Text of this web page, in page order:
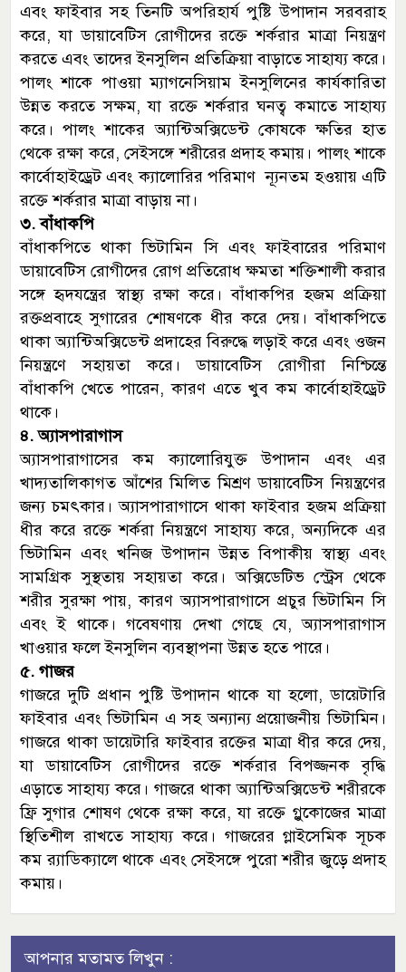
এবং ফাইবার সহ তিনটি অপরিহার্য পুষ্টি উপাদান সরবরাহ
করে, যা ডায়াবেটিস রোগীদের রক্তে শর্করার মাত্রা নিয়ন্ত্রণ
করতে এবং তাদের ইনসুলিন প্রতিক্রিয়া বাড়াতে সাহায্য করে।
পালং শাকে পাওয়া ম্যাগনেসিয়াম ইনসুলিনের কার্যকারিতা
উন্নত করতে সক্ষম, যা রক্তে শর্করার ঘনত্ব কমাতে সাহায্য
করে। পালং শাকের অ্যান্টিঅক্সিডেন্ট কোষকে ক্ষতির হাত
থেকে রক্ষা করে, সেইসঙ্গে শরীরের প্রদাহ কমায়। পালং শাকে
কার্বোহাইড্রেট এবং ক্যালোরির পরিমাণ ন্যূনতম হওয়ায় এটি
রক্তে শর্করার মাত্রা বাড়ায় না।
৩. বাঁধাকপি
বাঁধাকপিতে থাকা ভিটামিন সি এবং ফাইবারের পরিমাণ
ডায়াবেটিস রোগীদের রোগ প্রতিরোধ ক্ষমতা শক্তিশালী করার
সঙ্গে হৃদযন্ত্রের স্বাস্থ্য রক্ষা করে। বাঁধাকপির হজম প্রক্রিয়া
রক্তপ্রবাহে সুগারের শোষণকে ধীর করে দেয়। বাঁধাকপিতে
থাকা অ্যান্টিঅক্সিডেন্ট প্রদাহের বিরুদ্ধে লড়াই করে এবং ওজন
নিয়ন্ত্রণে সহায়তা করে। ডায়াবেটিস রোগীরা নিশ্চিন্তে
বাঁধাকপি খেতে পারেন, কারণ এতে খুব কম কার্বোহাইড্রেট
থাকে।
৪. অ্যাসপারাগাস
অ্যাসপারাগাসের কম ক্যালোরিযুক্ত উপাদান এবং এর
খাদ্যতালিকাগত আঁশের মিলিত মিশ্রণ ডায়াবেটিস নিয়ন্ত্রণের
জন্য চমৎকার। অ্যাসপারাগাসে থাকা ফাইবার হজম প্রক্রিয়া
ধীর করে রক্তে শর্করা নিয়ন্ত্রণে সাহায্য করে, অন্যদিকে এর
ভিটামিন এবং খনিজ উপাদান উন্নত বিপাকীয় স্বাস্থ্য এবং
সামগ্রিক সুস্থতায় সহায়তা করে। অক্সিডেটিভ স্ট্রেস থেকে
শরীর সুরক্ষা পায়, কারণ অ্যাসপারাগাসে প্রচুর ভিটামিন সি
এবং ই থাকে। গবেষণায় দেখা গেছে যে, অ্যাসপারাগাস
খাওয়ার ফলে ইনসুলিন ব্যবস্থাপনা উন্নত হতে পারে।
৫. গাজর
গাজরে দুটি প্রধান পুষ্টি উপাদান থাকে যা হলো, ডায়েটারি
ফাইবার এবং ভিটামিন এ সহ অন্যান্য প্রয়োজনীয় ভিটামিন।
গাজরে থাকা ডায়েটারি ফাইবার রক্তের মাত্রা ধীর করে দেয়,
যা ডায়াবেটিস রোগীদের রক্তে শর্করার বিপজ্জনক বৃদ্ধি
এড়াতে সাহায্য করে। গাজরে থাকা অ্যান্টিঅক্সিডেন্ট শরীরকে
ফ্রি সুগার শোষণ থেকে রক্ষা করে, যা রক্তে গ্লুকোজের মাত্রা
স্থিতিশীল রাখতে সাহায্য করে। গাজরের গ্লাইসেমিক সূচক
কম র‌্যাডিক্যালে থাকে এবং সেইসঙ্গে পুরো শরীর জুড়ে প্রদাহ
কমায়।
আপনার মতামত লিখুন :